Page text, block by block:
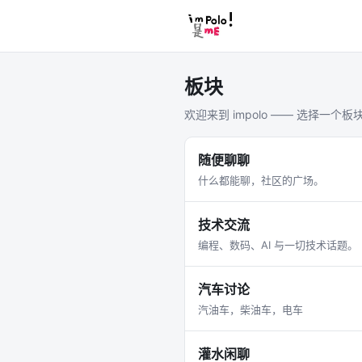
板块
欢迎来到 impolo —— 选择一个板块
随便聊聊
什么都能聊，社区的广场。
技术交流
编程、数码、AI 与一切技术话题。
汽车讨论
汽油车，柴油车，电车
灌水闲聊